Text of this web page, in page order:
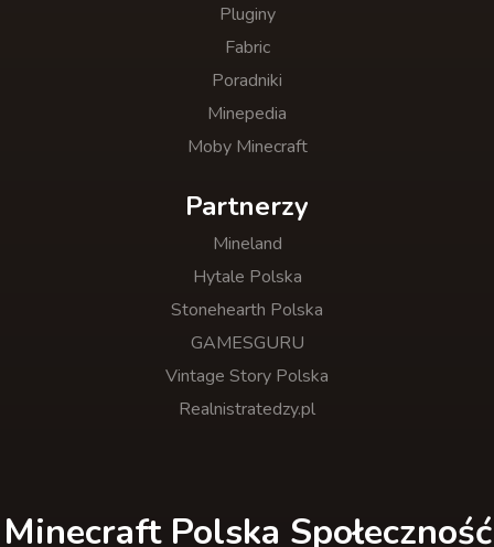
Pluginy
Fabric
Poradniki
Minepedia
Moby Minecraft
Partnerzy
Mineland
Hytale Polska
Stonehearth Polska
GAMESGURU
Vintage Story Polska
Realnistratedzy.pl
Minecraft Polska Społeczność